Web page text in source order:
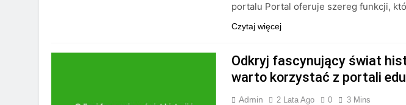
portalu Portal oferuje szereg funkcji,
Czytaj więcej
Odkryj fascynujący świat
warto korzystać z portali
Admin 2 Lata Ago 0 3 Mins